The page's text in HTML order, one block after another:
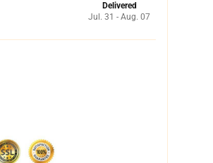
Delivered
Jul. 31 - Aug. 07